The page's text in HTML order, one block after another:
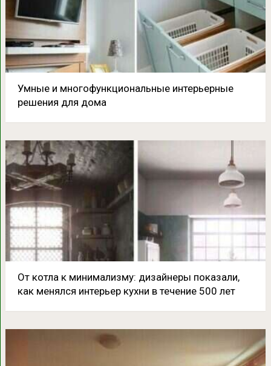
Умные и многофункциональные интерьерные
решения для дома
От котла к минимализму: дизайнеры показали,
как менялся интерьер кухни в течение 500 лет